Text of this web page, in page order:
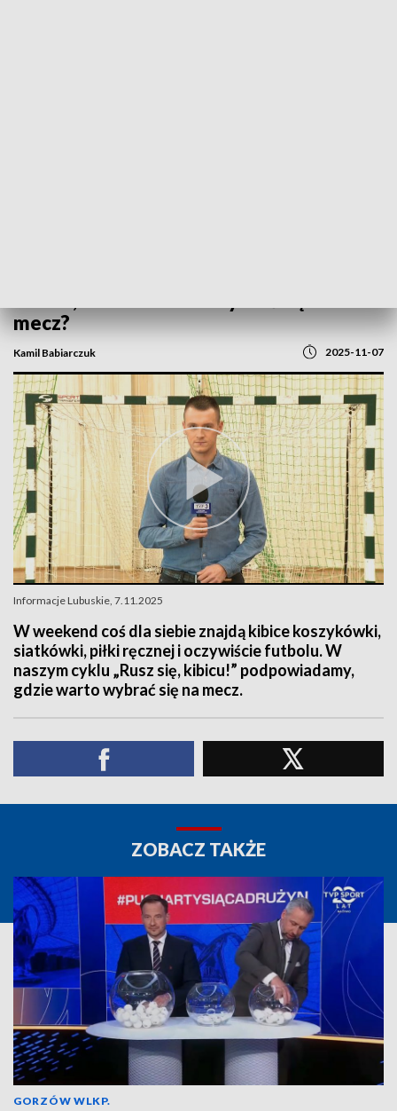
mecz?
Kamil Babiarczuk 2025-11-07
Informacje Lubuskie, 7.11.2025
W weekend coś dla siebie znajdą kibice koszykówki,
siatkówki, piłki ręcznej i oczywiście futbolu. W
naszym cyklu „Rusz się, kibicu!” podpowiadamy,
gdzie warto wybrać się na mecz.
ZOBACZ TAKŻE
GORZÓW WLKP.